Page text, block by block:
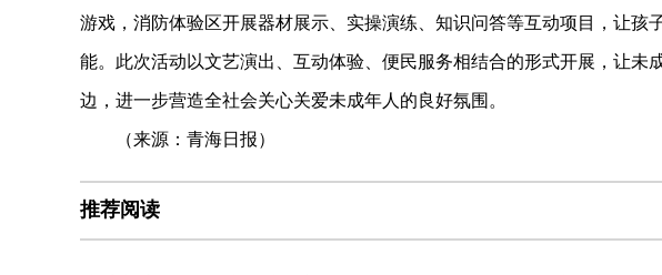
游戏，消防体验区开展器材展示、实操演练、知识问答等互动项目，让孩
能。此次活动以文艺演出、互动体验、便民服务相结合的形式开展，让未
边，进一步营造全社会关心关爱未成年人的良好氛围。
（来源：青海日报）
推荐阅读